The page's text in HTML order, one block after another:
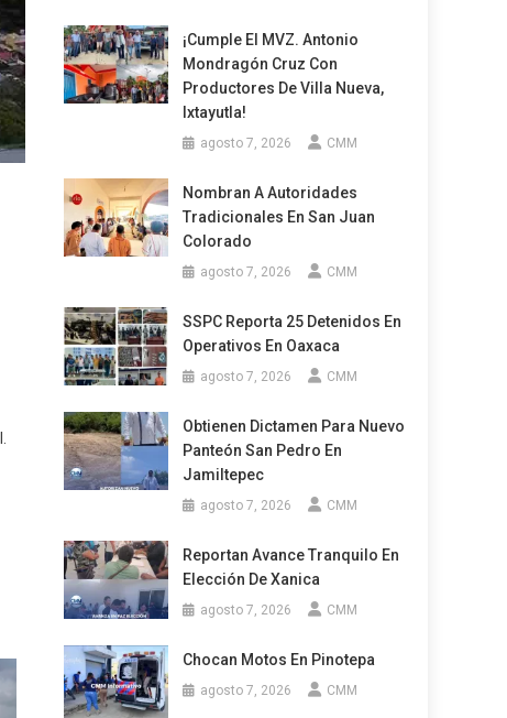
¡Cumple El MVZ. Antonio
Mondragón Cruz Con
Productores De Villa Nueva,
Ixtayutla!
agosto 7, 2026 CMM
Nombran A Autoridades
Tradicionales En San Juan
Colorado
agosto 7, 2026 CMM
SSPC Reporta 25 Detenidos En
Operativos En Oaxaca
agosto 7, 2026 CMM
Obtienen Dictamen Para Nuevo
Panteón San Pedro En
Jamiltepec
agosto 7, 2026 CMM
Reportan Avance Tranquilo En
Elección De Xanica
agosto 7, 2026 CMM
Chocan Motos En Pinotepa
agosto 7, 2026 CMM